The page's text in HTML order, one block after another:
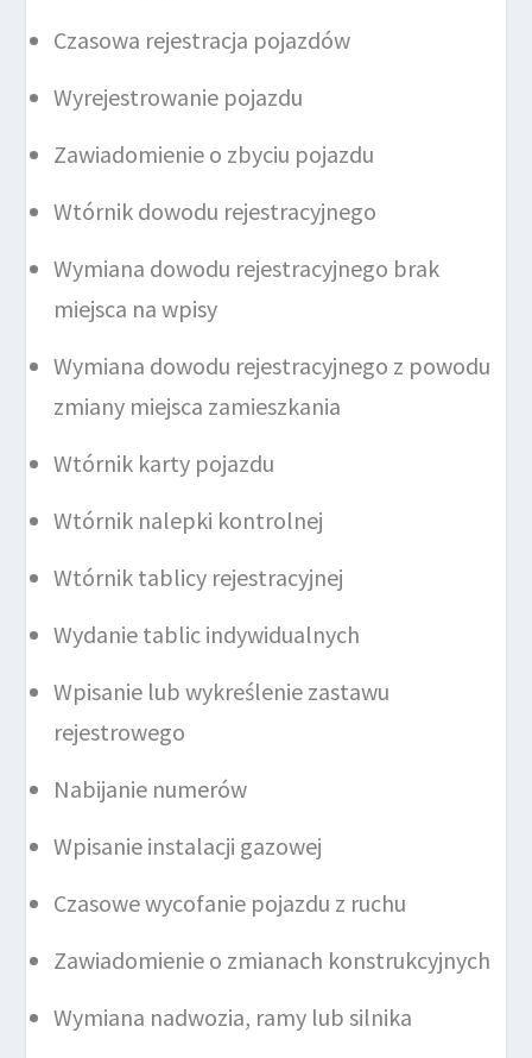
Czasowa rejestracja pojazdów
Wyrejestrowanie pojazdu
Zawiadomienie o zbyciu pojazdu
Wtórnik dowodu rejestracyjnego
Wymiana dowodu rejestracyjnego brak
miejsca na wpisy
Wymiana dowodu rejestracyjnego z powodu
zmiany miejsca zamieszkania
Wtórnik karty pojazdu
Wtórnik nalepki kontrolnej
Wtórnik tablicy rejestracyjnej
Wydanie tablic indywidualnych
Wpisanie lub wykreślenie zastawu
rejestrowego
Nabijanie numerów
Wpisanie instalacji gazowej
Czasowe wycofanie pojazdu z ruchu
Zawiadomienie o zmianach konstrukcyjnych
Wymiana nadwozia, ramy lub silnika